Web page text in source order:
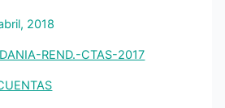
2018
REND.-CTAS-2017